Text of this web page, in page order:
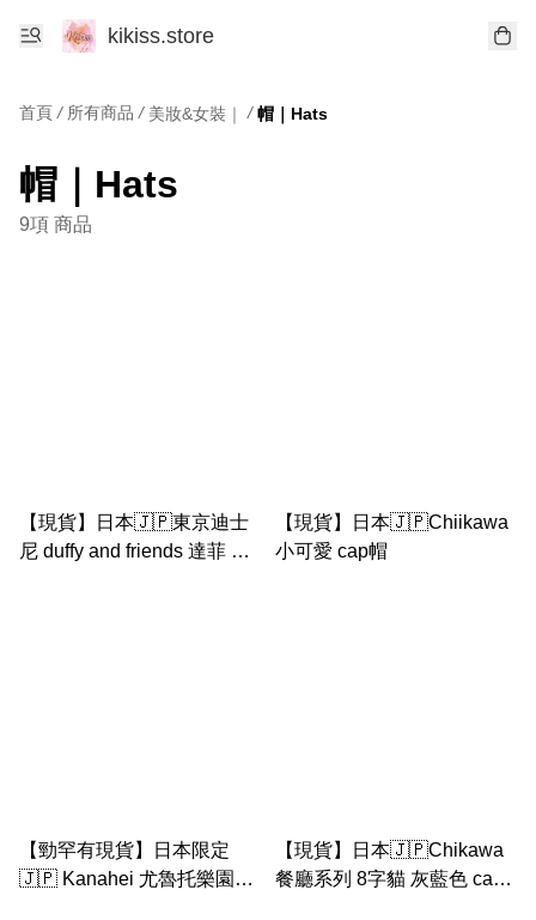
kikiss.store
首頁 / 所有商品 / 美妝&女裝｜ / 帽｜Hats
帽｜Hats
9項 商品
【現貨】日本🇯🇵東京迪士
尼 duffy and friends 達菲 毛
【現貨】日本🇯🇵Chiikawa
小可愛 cap帽
【勁罕有現貨】日本限定
🇯🇵 Kanahei 尤魯托樂園
【現貨】日本🇯🇵Chikawa
餐廳系列 8字貓 灰藍色 cap